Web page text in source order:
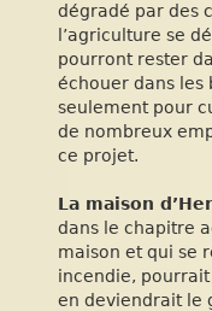
dégradé par des
l’agriculture se
pourront rester
échouer dans les
seulement pour
de nombreux
ce projet.
La maison
dans le chapitre
maison et qui se
incendie,
en deviendrait le